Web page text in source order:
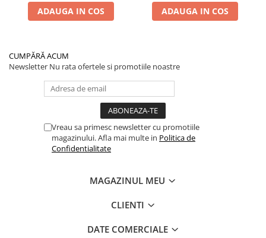
Thailanda
ADAUGA IN COS
Made in Thailanda
ADAUGA IN COS
CUMPĂRĂ ACUM
Newsletter Nu rata ofertele si promotiile noastre
Vreau sa primesc newsletter cu promotiile
magazinului. Afla mai multe in Politica de
Confidentialitate
MAGAZINUL MEU
CLIENTI
DATE COMERCIALE